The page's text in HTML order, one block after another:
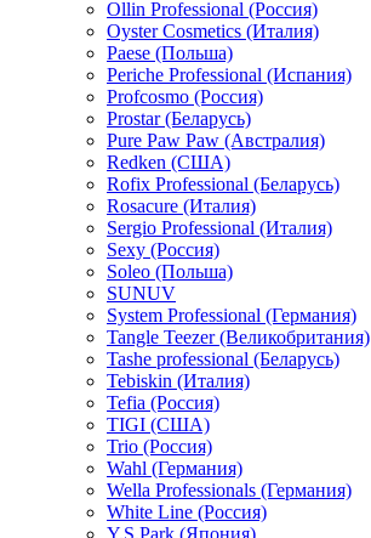
Ollin Professional (Россия)
Oyster Cosmetics (Италия)
Paese (Польша)
Periche Professional (Испания)
Profcosmo (Россия)
Prostar (Беларусь)
Pure Paw Paw (Австралия)
Redken (США)
Rofix Professional (Беларусь)
Rosacure (Италия)
Sergio Professional (Италия)
Sexy (Россия)
Soleo (Польша)
SUNUV
System Professional (Германия)
Tangle Teezer (Великобритания)
Tashe professional (Беларусь)
Tebiskin (Италия)
Tefia (Россия)
TIGI (США)
Trio (Россия)
Wahl (Германия)
Wella Professionals (Германия)
White Line (Россия)
Y.S.Park (Япония)